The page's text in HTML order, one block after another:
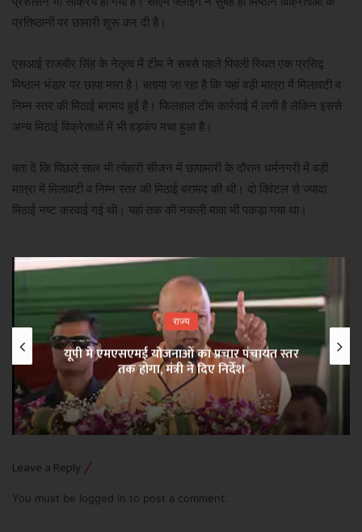
प्रतिष्ठानों पर छामारी शुरू कर दी है।
एसआई राजबीर सिंह के नेतृत्व में टीम ने सबसे पहले पिपली स्थित एक प्रसिद्व
मिष्ठान भंडार पर छापा मारा है। बताया जा रहा है कि यहां बड़ी मात्रा में मिलावटी व
निम्न स्तर की मिठाई बरामद हुई है। फिलहाल टीम कार्रवाई में लगी है लेकिन इससे
अन्य मिठाई विक्रेताओं में भी हड़कंप मचा हुआ है।
बता दें कि पिछले साल भी त्येहारी सीजन में छापामारी के दौरान धर्मनगरी में बड़ी
मात्रा में मिलावटी व निम्न स्तर की मिठाई बरामद की थी। दो क्विंटल से ज्यादा
मिठाई नष्ट करवाई गई थी। यहां तक की नकली मावा भी पकड़ा गया था।
राज्य
यूपी में एमएसएमई योजनाओं का प्रचार पंचायत स्तर
तक होगा, मंत्री ने दिए निर्देश
Leave a Reply
You must be logged in to post a comment.